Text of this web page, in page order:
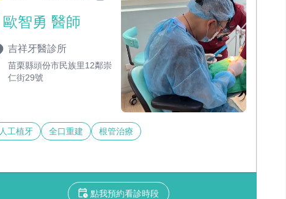
歐智勇 醫師
吉祥牙醫診所
苗栗縣頭份市民族里12鄰崇
仁街29號
人工植牙 全口重建 根管治療
點我預約看診時段